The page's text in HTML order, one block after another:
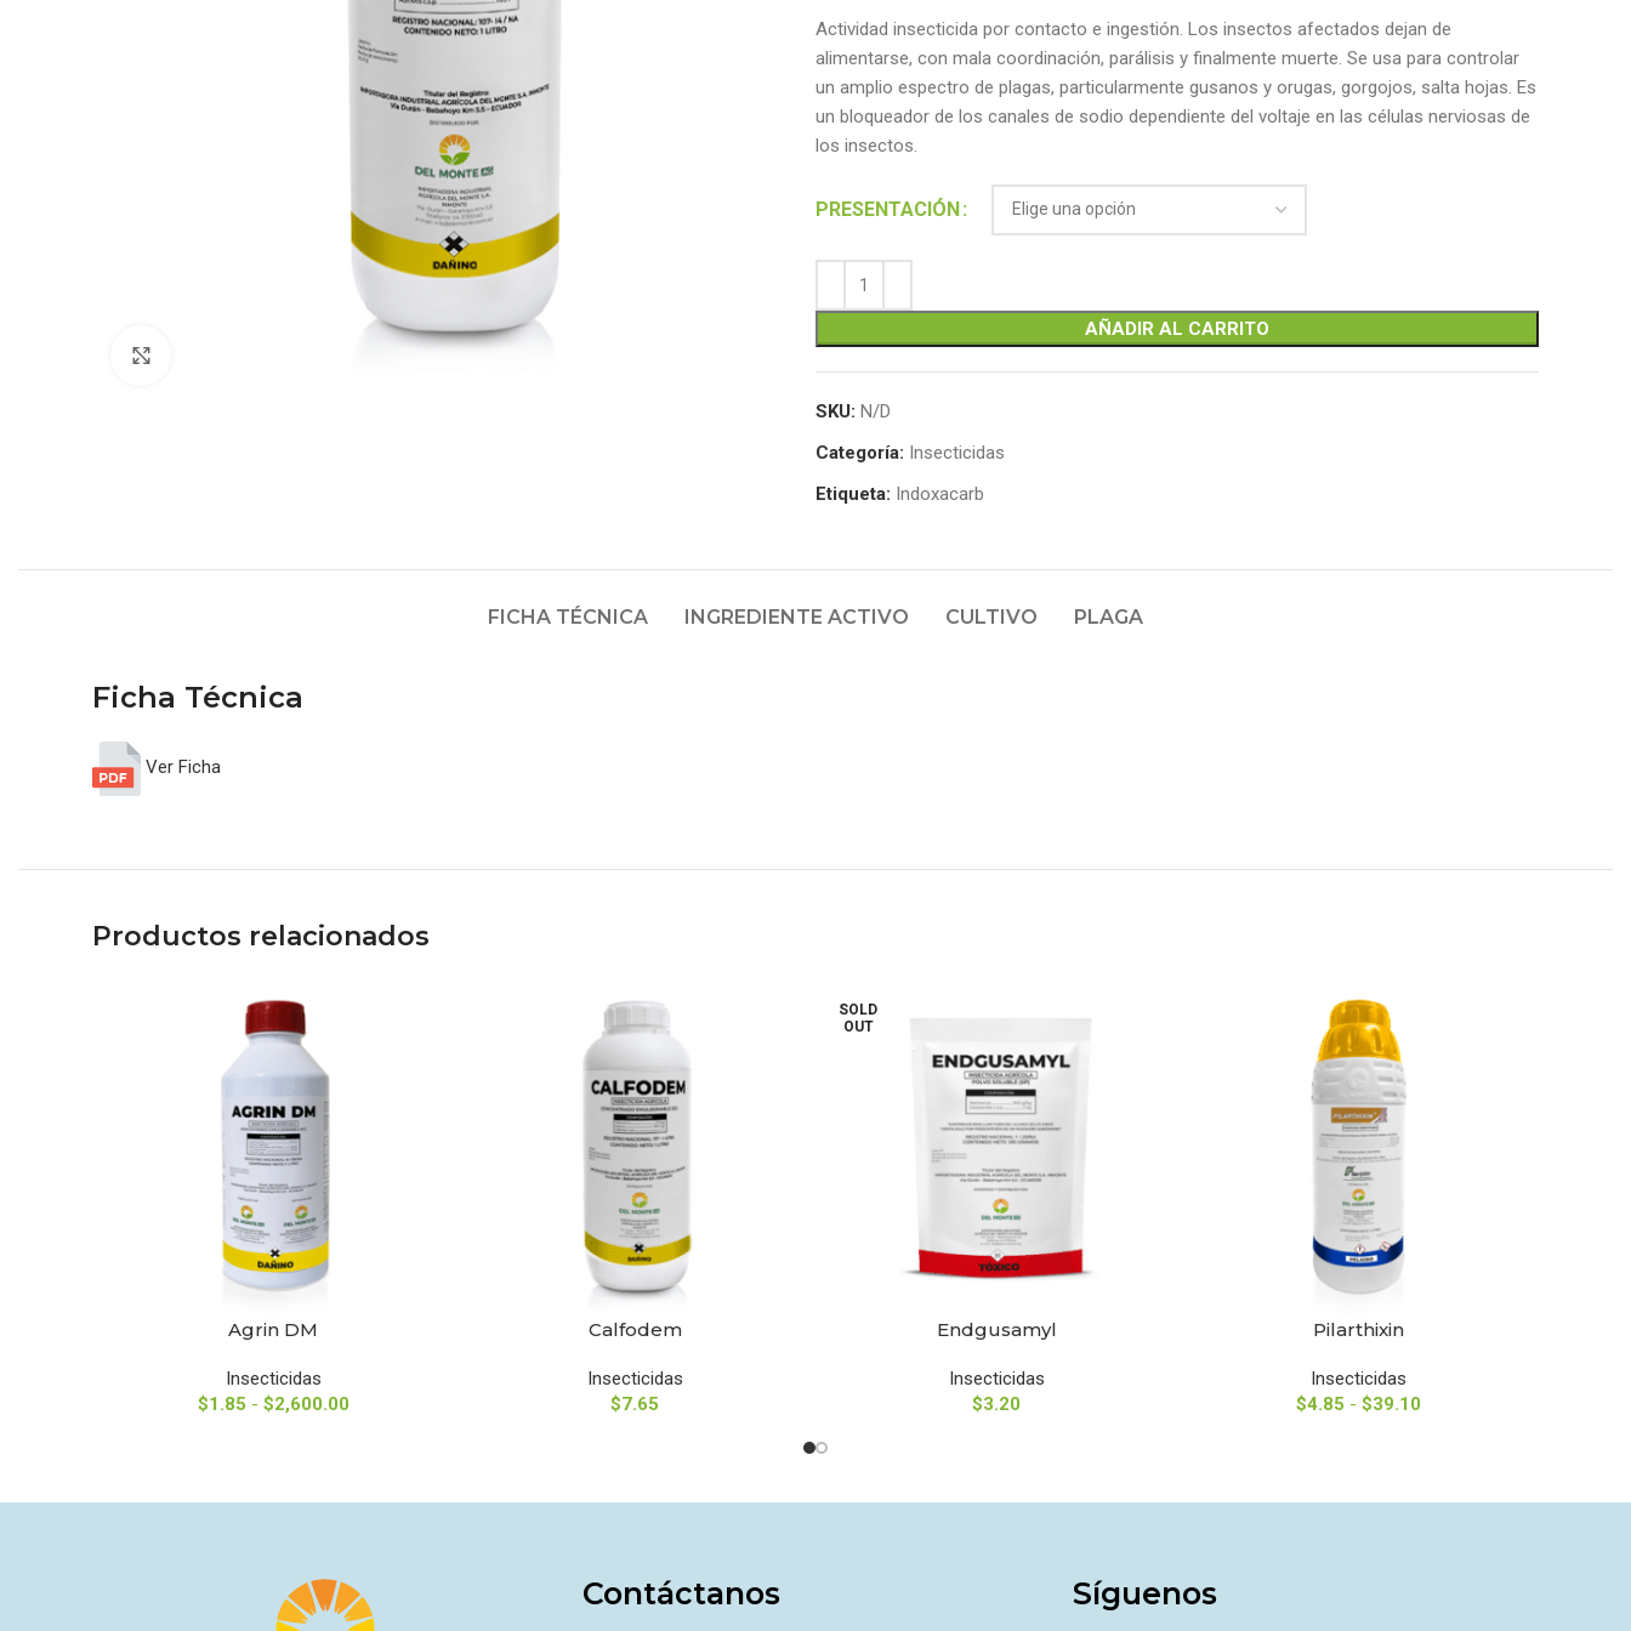
Actividad insecticida por contacto e ingestión. Los insectos afectados dejan de
alimentarse, con mala coordinación, parálisis y finalmente muerte. Se usa para controlar
un amplio espectro de plagas, particularmente gusanos y orugas, gorgojos, salta hojas. Es
un bloqueador de los canales de sodio dependiente del voltaje en las células nerviosas de
los insectos.
PRESENTACIÓN
AÑADIR AL CARRITO
Alternative:
SKU: N/D
Categoría: Insecticidas
Etiqueta: Indoxacarb
FICHA TÉCNICA INGREDIENTE ACTIVO CULTIVO PLAGA
Ficha Técnica
Ver Ficha
Productos relacionados
SELECCIONAR OPCIONES
Agrin DM
Insecticidas
$1.85 - $2,600.00
SELECCIONAR OPCIONES
Calfodem
Insecticidas
$7.65
SOLD
OUT
SELECCIONAR OPCIONES
Endgusamyl
Insecticidas
$3.20
SELECCIONAR OPCIONES
Pilarthixin
Insecticidas
$4.85 - $39.10
Contáctanos Síguenos